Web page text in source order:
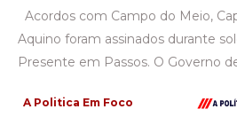
Acordos com Campo do Meio,
Aquino foram assinados durante
Presente em Passos. O Governo
A Politica Em Foco